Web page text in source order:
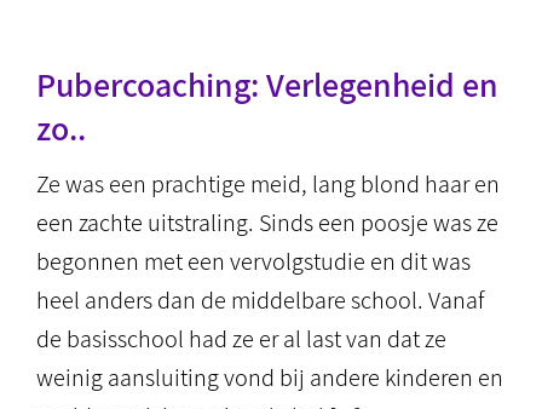
Pubercoaching: Verlegenheid en
zo..
Ze was een prachtige meid, lang blond haar en
een zachte uitstraling. Sinds een poosje was ze
begonnen met een vervolgstudie en dit was
heel anders dan de middelbare school. Vanaf
de basisschool had ze er al last van dat ze
weinig aansluiting vond bij andere kinderen en